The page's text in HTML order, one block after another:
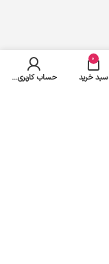
0
سبد خرید حساب کاربری من